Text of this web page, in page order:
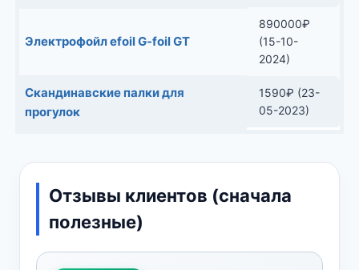
Электрофойл efoil G-foil GT
890000₽
(15-10-
2024)
Скандинавские палки для
прогулок
1590₽ (23-
05-2023)
Отзывы клиентов (сначала
полезные)